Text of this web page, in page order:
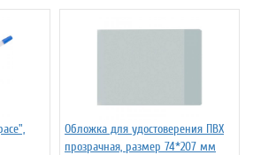
Обложка для удостоверения ПВХ
прозрачная, размер 74*207 мм